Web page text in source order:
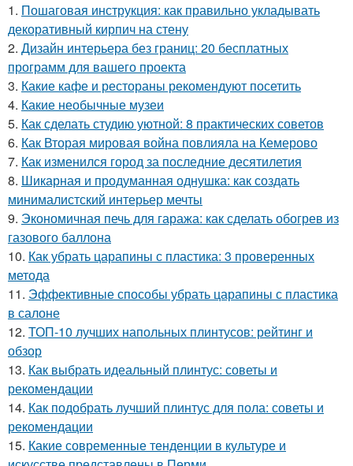
1. Пошаговая инструкция: как правильно укладывать
декоративный кирпич на стену
2. Дизайн интерьера без границ: 20 бесплатных
программ для вашего проекта
3. Какие кафе и рестораны рекомендуют посетить
4. Какие необычные музеи
5. Как сделать студию уютной: 8 практических советов
6. Как Вторая мировая война повлияла на Кемерово
7. Как изменился город за последние десятилетия
8. Шикарная и продуманная однушка: как создать
минималистский интерьер мечты
9. Экономичная печь для гаража: как сделать обогрев из
газового баллона
10. Как убрать царапины с пластика: 3 проверенных
метода
11. Эффективные способы убрать царапины с пластика
в салоне
12. ТОП-10 лучших напольных плинтусов: рейтинг и
обзор
13. Как выбрать идеальный плинтус: советы и
рекомендации
14. Как подобрать лучший плинтус для пола: советы и
рекомендации
15. Какие современные тенденции в культуре и